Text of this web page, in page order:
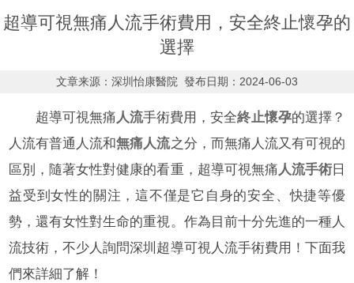
超導可視無痛人流手術費用，安全終止懷孕的
選擇
文章来源：深圳怡康醫院 發布日期：2024-06-03
超導可視無痛人流手術費用，安全終止懷孕的選擇？
人流有普通人流和無痛人流之分，而無痛人流又有可視的
區別，隨著女性對健康的看重，超導可視無痛人流手術日
益受到女性的關注，這不僅是它自身的安全、快捷等優
勢，還有女性對生命的重視。作為目前十分先進的一種人
流技術，不少人詢問深圳超導可視人流手術費用！下面我
們來詳細了解！